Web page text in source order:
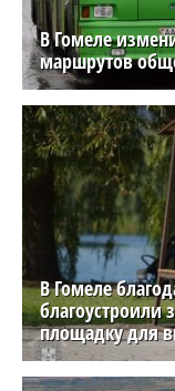
В Гомеле
маршрутов
В Гомеле
благоустроили
площадку для